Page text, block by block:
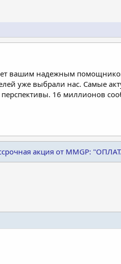
вашим надежным
уже выбрали нас. Самые
16 миллионов
акция от MMGP: